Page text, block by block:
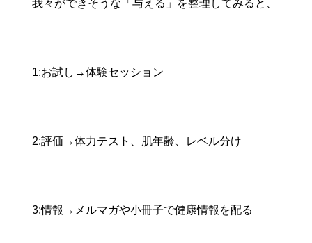
我々ができそうな「与える」を整理してみると、
1:お試し→体験セッション
2:評価→体力テスト、肌年齢、レベル分け
3:情報→メルマガや小冊子で健康情報を配る